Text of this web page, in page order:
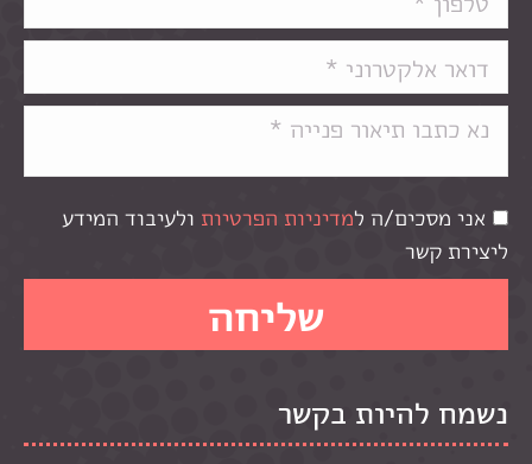
אני מסכים/ה למדיניות הפרטיות ולעיבוד המידע
ליצירת קשר
נשמח להיות בקשר